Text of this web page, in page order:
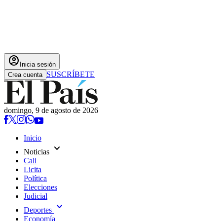
account_circle Inicia sesión
Crea cuenta SUSCRÍBETE
domingo, 9 de agosto de 2026
Inicio
Noticias expand_more
Cali
Licita
Política
Elecciones
Judicial
Deportes expand_more
Economía